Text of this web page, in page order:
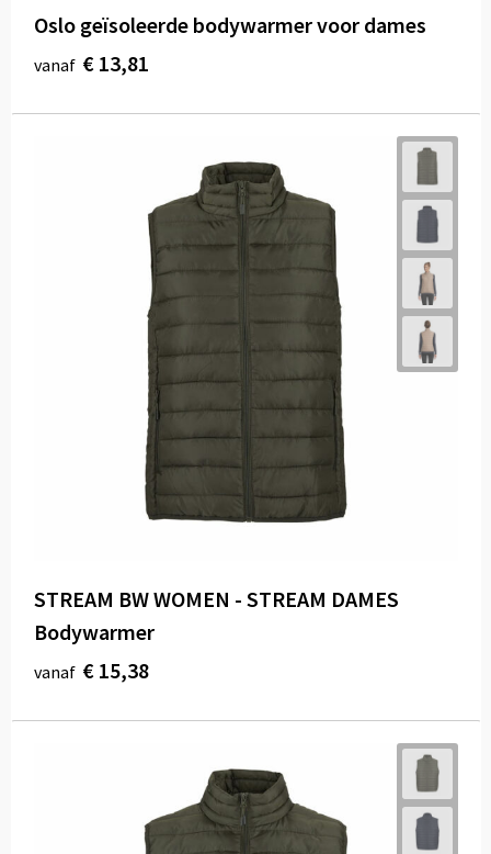
Oslo geïsoleerde bodywarmer voor dames
vanaf € 13,81
STREAM BW WOMEN - STREAM DAMES
Bodywarmer
vanaf € 15,38